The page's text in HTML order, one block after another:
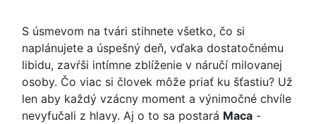
S úsmevom na tvári stihnete všetko, čo si
naplánujete a úspešný deň, vďaka dostatočnému
libidu, zavŕši intímne zblíženie v náručí milovanej
osoby. Čo viac si človek môže priať ku šťastiu? Už
len aby každý vzácny moment a výnimočné chvíle
nevyfučali z hlavy. Aj o to sa postará Maca -